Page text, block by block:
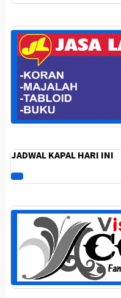
JADWAL KAPAL HARI INI